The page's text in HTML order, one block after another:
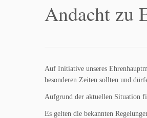
Andacht zu
Auf Initiative unseres
besonderen Zeiten sollten und
Aufgrund der aktuellen Situation
Es gelten die bekannten